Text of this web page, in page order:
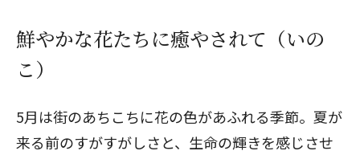
鮮やかな花たちに癒やされて（いの
こ）
5月は街のあちこちに花の色があふれる季節。夏が
来る前のすがすがしさと、生命の輝きを感じさせ